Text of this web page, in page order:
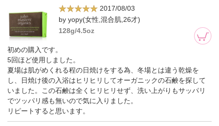
2017/08/03
by yopy(女性,混合肌,26才)
128g/4.5oz
初めの購入です。
5回ほど使用しました。
夏場は肌がめくれる程の日焼けをする為、冬場とは違う乾燥を
し、日焼け後の入浴はヒリヒリしてオーガニックの石鹸を探して
いました。この石鹸は全くヒリヒリせず、洗い上がりもサッパリ
でツッパリ感も無いので気に入りました。
リピートすると思います。